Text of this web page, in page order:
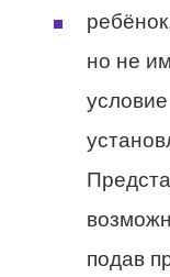
но не
подав